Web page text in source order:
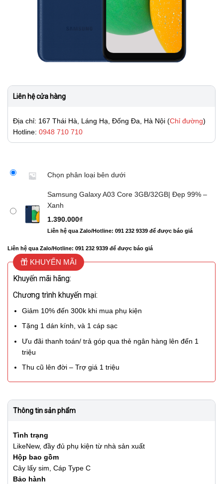
Liên hệ cửa hàng
Địa chỉ: 167 Thái Hà, Láng Hạ, Đống Đa, Hà Nội (Chỉ đường)
Hotline: 0948 710 710
Chọn phân loại bên dưới
Samsung Galaxy A03 Core 3GB/32GB| Đẹp 99% –
Xanh
1.390.000₫
Liên hệ qua Zalo/Hotline: 091 232 9339 để được báo giá
Liên hệ qua Zalo/Hotline: 091 232 9339 để được báo giá
KHUYẾN MÃI
Khuyến mãi hãng:
Chương trình khuyến mại:
Giảm 10% đến 300k khi mua phụ kiện
Tặng 1 dán kính, và 1 cáp sạc
Ưu đãi thanh toán/ trả góp qua thẻ ngân hàng lên đến 1
triệu
Thu cũ lên đời – Trợ giá 1 triệu
Thông tin sản phẩm
Tình trạng
LikeNew, đầy đủ phụ kiện từ nhà sản xuất
Hộp bao gồm
Cây lấy sim, Cáp Type C
Bảo hành